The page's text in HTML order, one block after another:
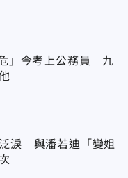
」今考上公務員 九
淚 與潘若迪「變姐